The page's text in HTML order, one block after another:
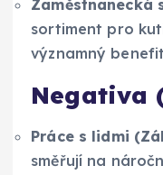
Zaměstnanecká
sortiment pro
významný
Negativa
Práce s lidmi
směřují na